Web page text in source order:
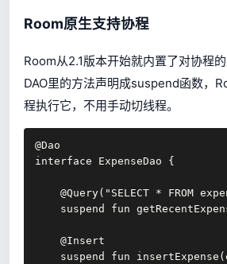
Room原生支持协程
Room从2.1版本开始就内置了对协程
DAO里的方法声明成suspend函数，
程执行它，不用手动切线程。
@Dao
interface ExpenseDao {
@Query("SELECT * FROM
suspend fun
    @Insert
suspend fun